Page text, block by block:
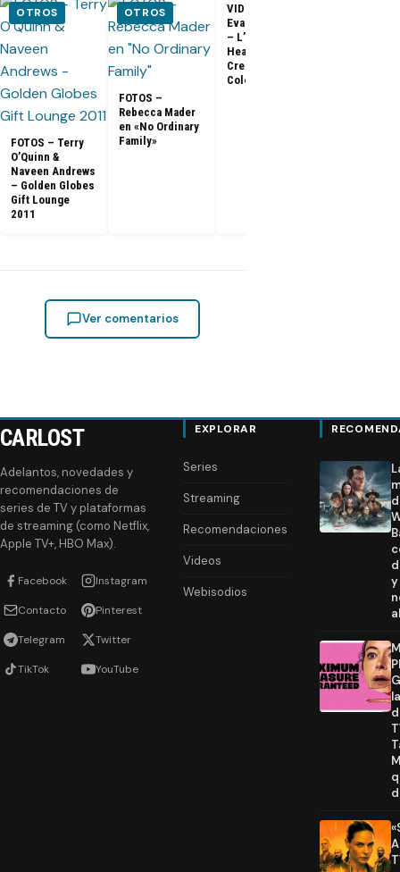
OTROS
FOTOS – Terry
O’Quinn &
Naveen Andrews
– Golden Globes
Gift Lounge
2011
OTROS
FOTOS –
Rebecca Mader
en «No Ordinary
Family»
VIDEO –
Evangeline Lilly
– L’Oreal
Healthy Look
Creme Gloss
Color [HD]
Ver comentarios
CARLOST
Adelantos, novedades y
recomendaciones de
series de TV y plataformas
de streaming (como Netflix,
Apple TV+, HBO Max).
Facebook Instagram
Contacto Pinterest
Telegram Twitter
TikTok YouTube
EXPLORAR
Series
Streaming
Recomendaciones
Videos
Webisodios
y